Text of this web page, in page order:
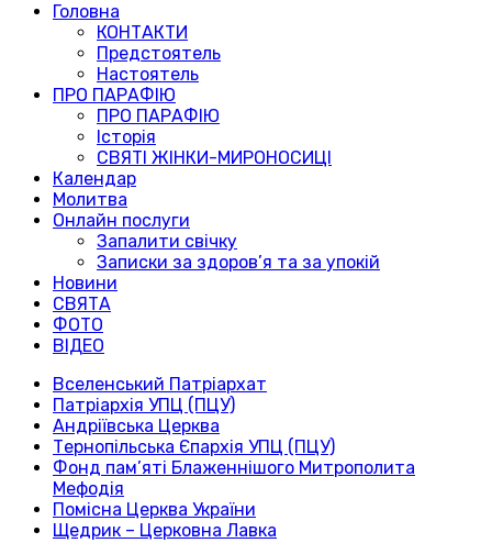
Головна
КОНТАКТИ
Предстоятель
Настоятель
ПРО ПАРАФІЮ
ПРО ПАРАФІЮ
Історія
СВЯТІ ЖІНКИ-МИРОНОСИЦІ
Календар
Молитва
Онлайн послуги
Запалити свічку
Записки за здоров’я та за упокій
Новини
СВЯТА
ФОТО
ВІДЕО
Вселенський Патріархат
Патріархія УПЦ (ПЦУ)
Андріївська Церква
Тернопільська Єпархія УПЦ (ПЦУ)
Фонд пам’яті Блаженнішого Митрополита
Мефодія
Помісна Церква України
Щедрик – Церковна Лавка